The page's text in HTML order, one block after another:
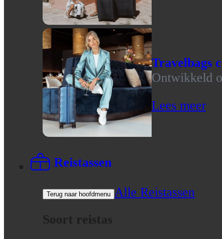
Travelbags
Ontwikkeld
Lees meer
Reistassen
Terug naar hoofdmenu
Alle Reistassen
Soort reistas